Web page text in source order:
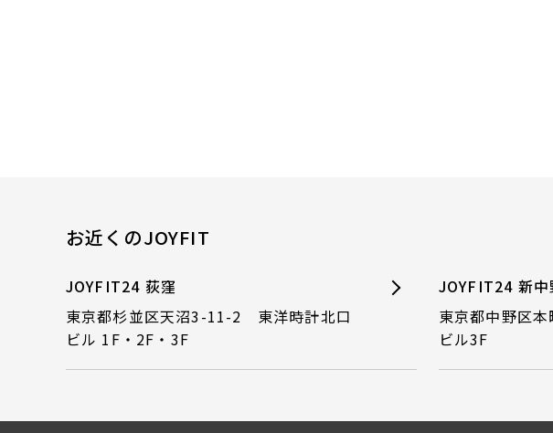
お近くのJOYFIT
JOYFIT24 荻窪
東京都杉並区天沼3-11-2 東洋時計北口
ビル 1F・2F・3F
JOYFIT24 新中
東京都中野区
ビル3F